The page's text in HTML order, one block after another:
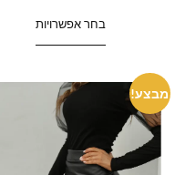
בחר אפשרויות
מבצע!